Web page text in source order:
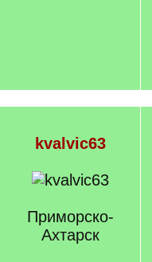
kvalvic63
Приморско-
Ахтарск